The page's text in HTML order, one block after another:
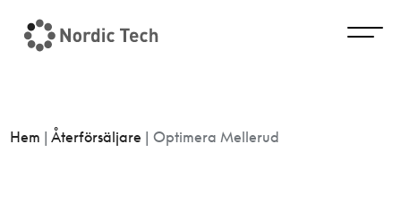
Hem |Återförsäljare |Optimera Mellerud